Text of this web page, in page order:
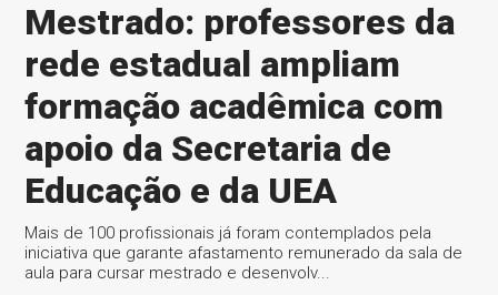
Mestrado: professores da
rede estadual ampliam
formação acadêmica com
apoio da Secretaria de
Educação e da UEA
Mais de 100 profissionais já foram contemplados pela
iniciativa que garante afastamento remunerado da sala de
aula para cursar mestrado e desenvolv...